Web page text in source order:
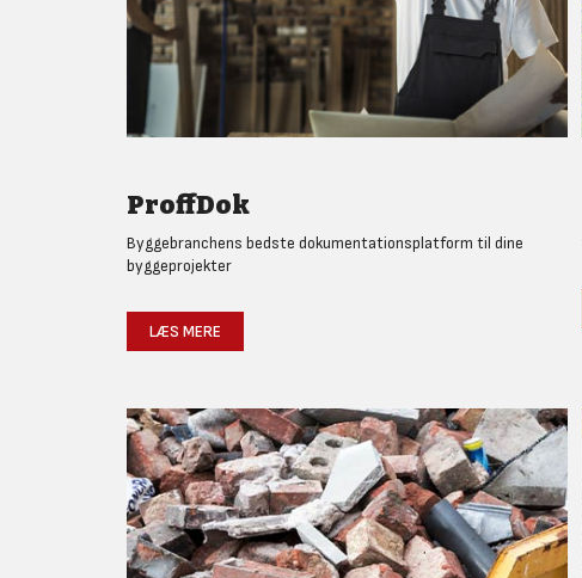
ProffDok
Byggebranchens bedste dokumentationsplatform til dine
byggeprojekter
LÆS MERE